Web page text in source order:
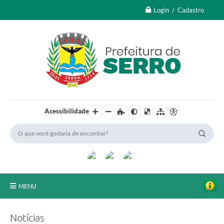
Login / Cadastro
Acessibilidade
MENU
Notícias